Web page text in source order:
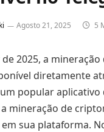
Agosto 21, 2025 5
2025, a
diretamente
popular aplicativo
mineração de
sua plataforma.